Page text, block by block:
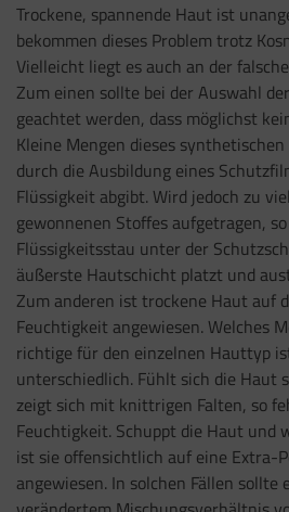
Trockene, spannende Haut ist
bekommen dieses Problem trotz
Vielleicht liegt es auch an der
Zum einen sollte bei der Auswahl
geachtet werden, dass möglichst
Kleine Mengen dieses
durch die Ausbildung eines
Flüssigkeit abgibt. Wird jedoch zu
gewonnenen Stoffes aufgetragen,
Flüssigkeitsstau unter der
äußerste Hautschicht platzt und
Zum anderen ist trockene Haut auf
Feuchtigkeit angewiesen. Welches
richtige für den einzelnen Hauttyp
unterschiedlich. Fühlt sich die Haut
zeigt sich mit knittrigen Falten, so
Feuchtigkeit. Schuppt die Haut und
ist sie offensichtlich auf eine Extra-
angewiesen. In solchen Fällen sollte